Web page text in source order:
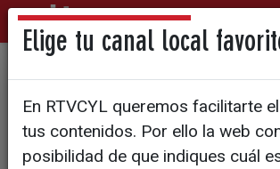
Se intervendrá en el
del estadio Adolfo
Elige tu canal local
En RTVCYL queremos facilitarte
tus contenidos. Por ello la web
posibilidad de que indiques cuál